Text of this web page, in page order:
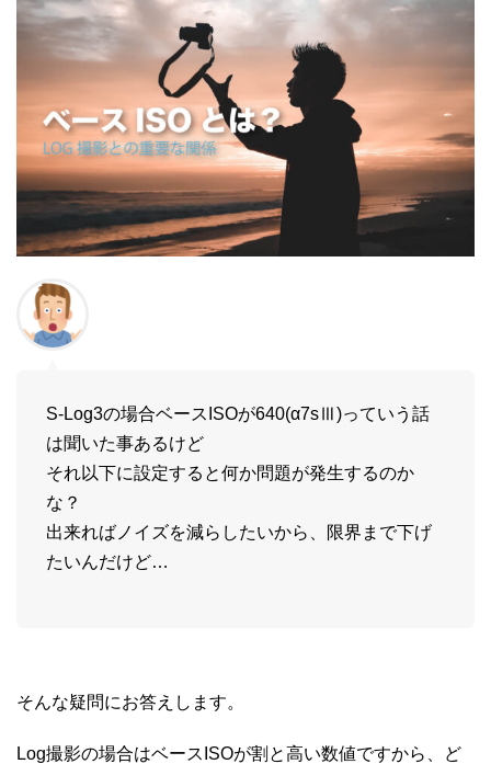
S-Log3の場合ベースISOが640(α7sⅢ)っていう話
は聞いた事あるけど
それ以下に設定すると何か問題が発生するのか
な？
出来ればノイズを減らしたいから、限界まで下げ
たいんだけど…
そんな疑問にお答えします。
Log撮影の場合はベースISOが割と高い数値ですから、ど